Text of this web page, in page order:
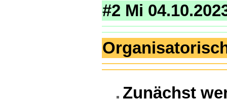
#2 Mi
Zunächst